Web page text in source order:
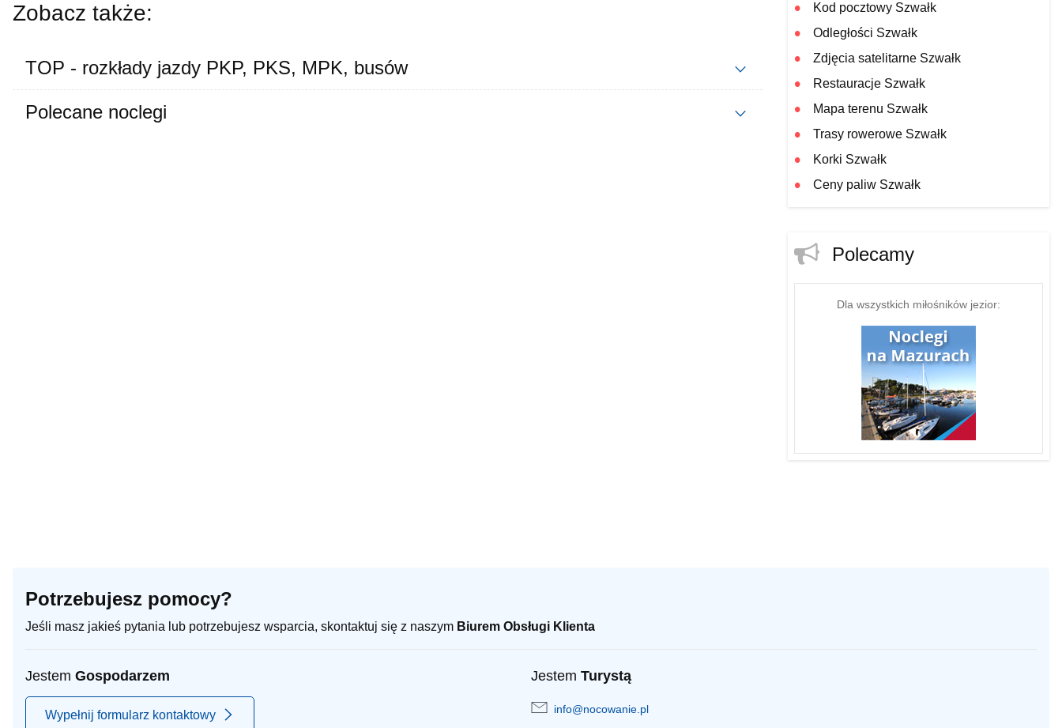
Zobacz także:
TOP - rozkłady jazdy PKP, PKS, MPK, busów
Polecane noclegi
Kod pocztowy Szwałk
Odległości Szwałk
Zdjęcia satelitarne Szwałk
Restauracje Szwałk
Mapa terenu Szwałk
Trasy rowerowe Szwałk
Korki Szwałk
Ceny paliw Szwałk
Polecamy
Dla wszystkich miłośników jezior:
Potrzebujesz pomocy?
Jeśli masz jakieś pytania lub potrzebujesz wsparcia, skontaktuj się z naszym Biurem Obsługi Klienta
Jestem Gospodarzem
Wypełnij formularz kontaktowy
Jestem Turystą
info@nocowanie.pl